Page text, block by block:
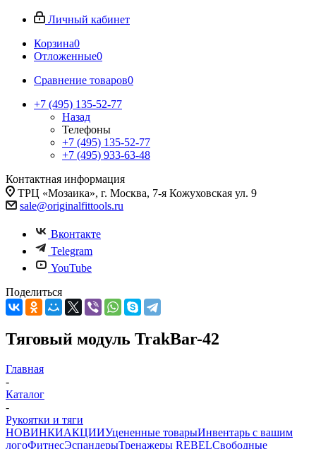
Личный кабинет
Корзина0
Отложенные0
Сравнение товаров0
+7 (495) 135-52-77
Назад
Телефоны
+7 (495) 135-52-77
+7 (495) 933-63-48
Контактная информация
ТРЦ «Мозаика», г. Москва, 7-я Кожуховская ул. 9
sale@originalfittools.ru
Вконтакте
Telegram
YouTube
Поделиться
Тяговый модуль TrakBar-42
Главная
-
Каталог
-
Рукоятки и тяги
НОВИНКИАКЦИИУцененные товарыИнвентарь с вашим
логоФитнесЭспандерыТренажеры REBELСвободные